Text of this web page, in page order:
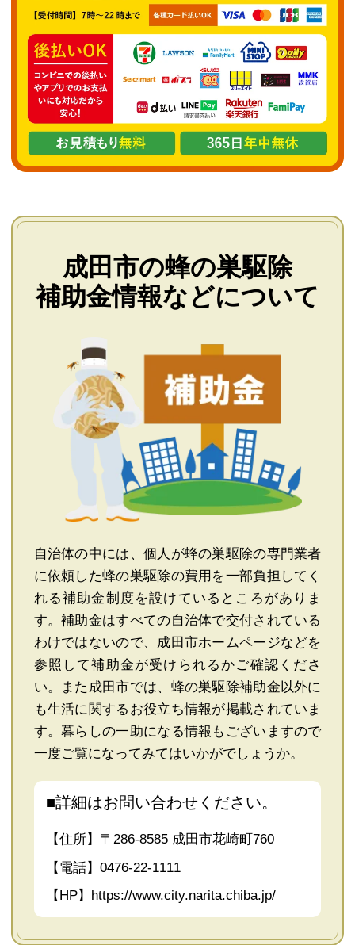
成田市の蜂の巣駆除
補助金情報などについて
自治体の中には、個人が蜂の巣駆除の専門業者
に依頼した蜂の巣駆除の費用を一部負担してく
れる補助金制度を設けているところがありま
す。補助金はすべての自治体で交付されている
わけではないので、成田市ホームページなどを
参照して補助金が受けられるかご確認くださ
い。また成田市では、蜂の巣駆除補助金以外に
も生活に関するお役立ち情報が掲載されていま
す。暮らしの一助になる情報もございますので
一度ご覧になってみてはいかがでしょうか。
■詳細はお問い合わせください。
【住所】〒286-8585 成田市花崎町760
【電話】0476-22-1111
【HP】 https://www.city.narita.chiba.jp/